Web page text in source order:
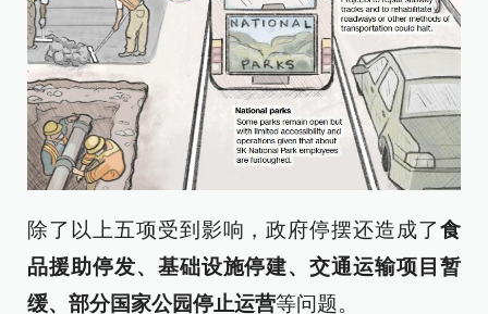
除了以上五项受到影响，政府停摆还造成了食
品援助停发、基础设施停建、交通运输项目暂
缓、部分国家公园停止运营等问题。